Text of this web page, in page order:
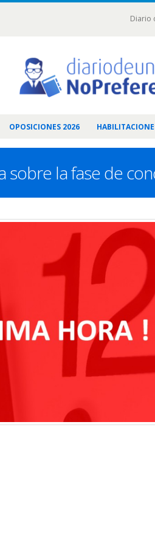
Diario
OPOSICIONES 2026
sobre la fase de